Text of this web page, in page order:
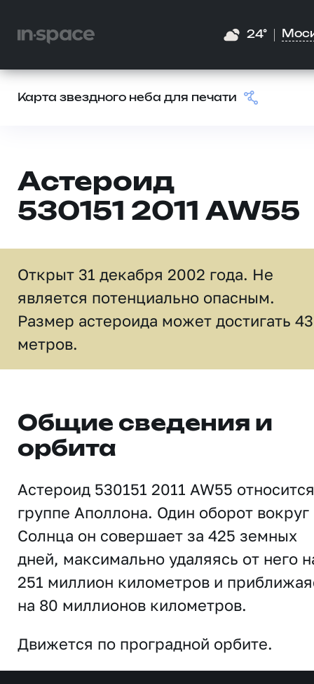
24°
Карта звездного неба для печати
Астероид
530151 2011 AW55
Открыт 31 декабря 2002 года. Не
является потенциально опасным.
Размер астероида может достигать
метров.
Общие сведения и
орбита
Астероид 530151 2011 AW55
группе Аполлона. Один оборот вокруг
Солнца он совершает за 425 земных
дней, максимально удаляясь от него
251 миллион километров и
на 80 миллионов километров.
Движется по проградной орбите.